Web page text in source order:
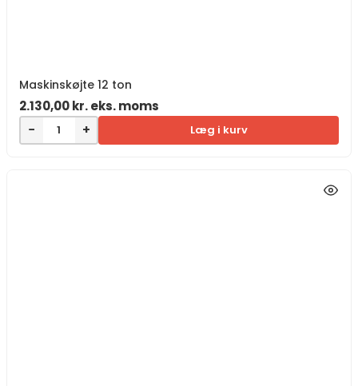
Maskinskøjte 12 ton
2.130,00kr.eks. moms
− + Læg i kurv